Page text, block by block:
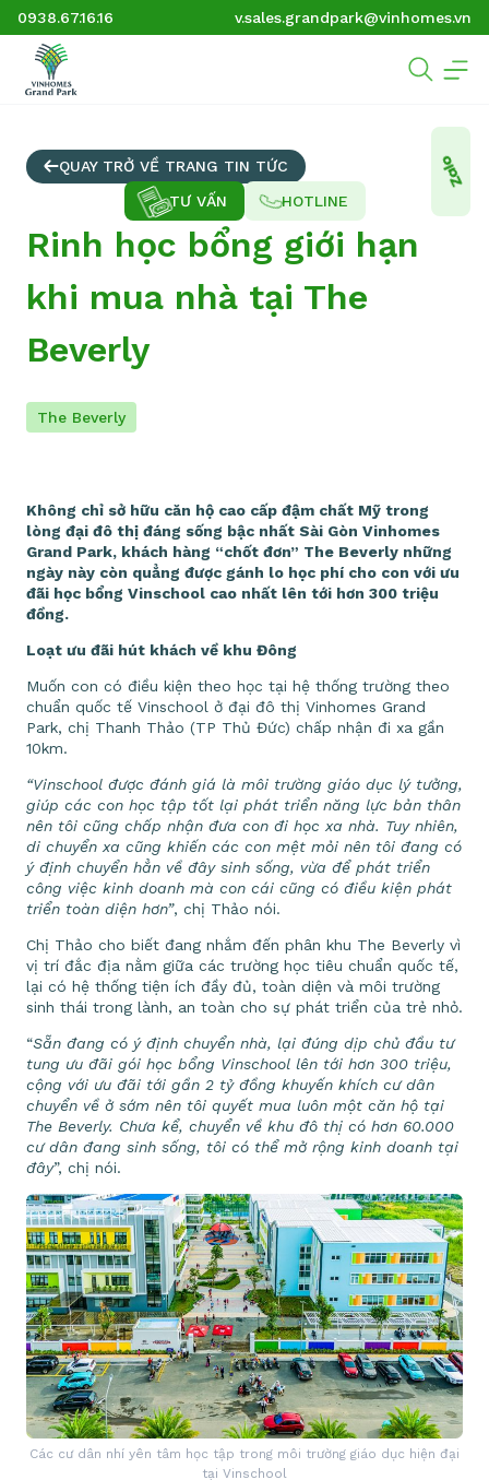
0938.67.16.16 v.sales.grandpark@vinhomes.vn
QUAY TRỞ VỀ TRANG TIN TỨC
Rinh học bổng giới hạn
khi mua nhà tại The
Beverly
The Beverly
Không chỉ sở hữu căn hộ cao cấp đậm chất Mỹ trong
lòng đại đô thị đáng sống bậc nhất Sài Gòn Vinhomes
Grand Park, khách hàng “chốt đơn” The Beverly những
ngày này còn quẳng được gánh lo học phí cho con với ưu
đãi học bổng Vinschool cao nhất lên tới hơn 300 triệu
đồng.
Loạt ưu đãi hút khách về khu Đông
Muốn con có điều kiện theo học tại hệ thống trường theo
chuẩn quốc tế Vinschool ở đại đô thị Vinhomes Grand
Park, chị Thanh Thảo (TP Thủ Đức) chấp nhận đi xa gần
10km.
“Vinschool được đánh giá là môi trường giáo dục lý tưởng,
giúp các con học tập tốt lại phát triển năng lực bản thân
nên tôi cũng chấp nhận đưa con đi học xa nhà. Tuy nhiên,
di chuyển xa cũng khiến các con mệt mỏi nên tôi đang có
ý định chuyển hẳn về đây sinh sống, vừa để phát triển
công việc kinh doanh mà con cái cũng có điều kiện phát
triển toàn diện hơn”, chị Thảo nói.
Chị Thảo cho biết đang nhắm đến phân khu The Beverly vì
vị trí đắc địa nằm giữa các trường học tiêu chuẩn quốc tế,
lại có hệ thống tiện ích đầy đủ, toàn diện và môi trường
sinh thái trong lành, an toàn cho sự phát triển của trẻ nhỏ.
“Sẵn đang có ý định chuyển nhà, lại đúng dịp chủ đầu tư
tung ưu đãi gói học bổng Vinschool lên tới hơn 300 triệu,
cộng với ưu đãi tới gần 2 tỷ đồng khuyến khích cư dân
chuyển về ở sớm nên tôi quyết mua luôn một căn hộ tại
The Beverly. Chưa kể, chuyển về khu đô thị có hơn 60.000
cư dân đang sinh sống, tôi có thể mở rộng kinh doanh tại
đây”, chị nói.
Các cư dân nhí yên tâm học tập trong môi trường giáo dục hiện đại
tại Vinschool
TƯ VẤN HOTLINE